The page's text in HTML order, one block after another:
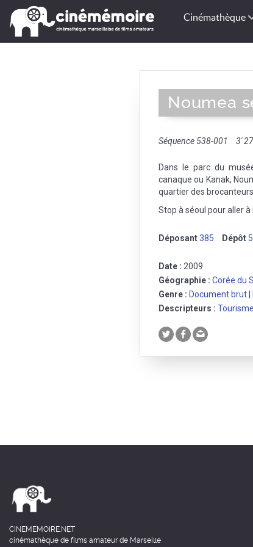
Cinémathèque
Noumea
Séquence 538-001 3'
Dans le parc du
canaque ou Kanak,
quartier des
Stop à séoul pour aller
Déposant385 Dépôt
Date : 2009
Géographie : Corée du
Genre : Document brut
Descripteurs : Tourisme
CINEMEMOIRE.NET
cinémathèque de films amateur de Marseille